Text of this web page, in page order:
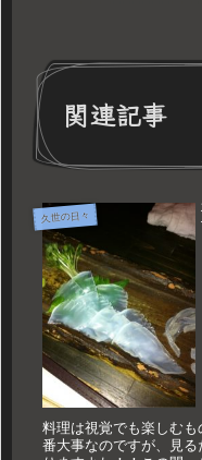
関連記事
久世の日々
料理は視覚でも楽しむ
番大事なのですが、見